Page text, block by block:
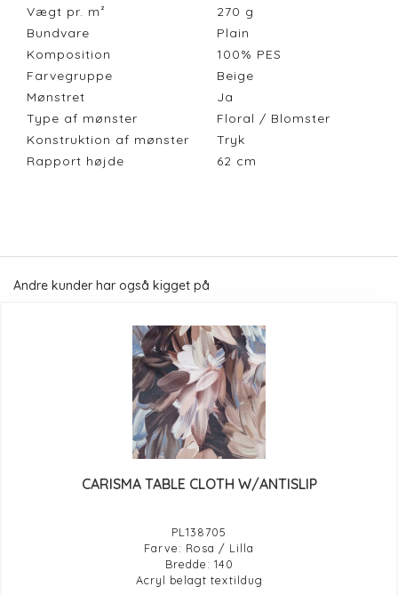
Vægt pr. m²
270 g
Bundvare
Plain
Komposition
100% PES
Farvegruppe
Beige
Mønstret
Ja
Type af mønster
Floral / Blomster
Konstruktion af mønster
Tryk
Rapport højde
62 cm
Andre kunder har også kigget på
CARISMA TABLE CLOTH W/ANTISLIP
PL138705
Farve: Rosa / Lilla
Bredde: 140
Acryl belagt textildug